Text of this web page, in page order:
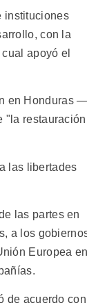
instituciones
con la
apoyó el
en Honduras —
"la restauración
las libertades
las partes en
a los
Europea en
de acuerdo con